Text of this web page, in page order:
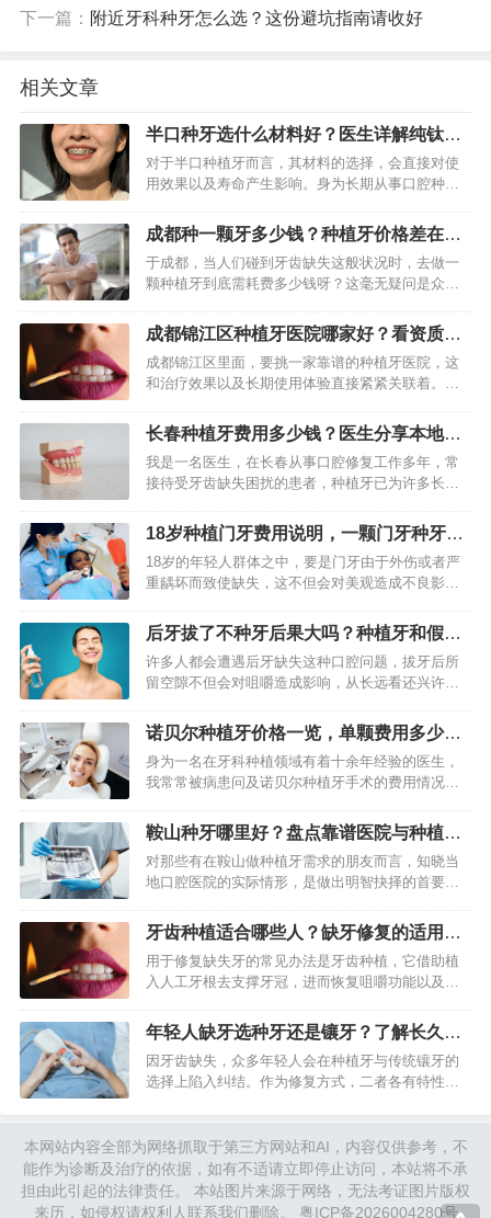
下一篇： 附近牙科种牙怎么选？这份避坑指南请收好
相关文章
半口种牙选什么材料好？医生详解纯钛、
全瓷优劣，帮你省心做决定
对于半口种植牙而言，其材料的选择，会直接对使
用效果以及寿命产生影响。身为长期从事口腔种植
况，而只是存在最适合的状况。患者需要依据自身
口腔的条件，结合预算…
成都种一颗牙多少钱？种植牙价格差在哪
（价格/品牌/医院解析）
于成都，当人们碰到牙齿缺失这般状况时，去做一
颗种植牙到底需耗费多少钱呀？这毫无疑问是众多
域多年从事相关工作的人员，我深刻知晓种植牙费
用不是单一固定数值。事…
成都锦江区种植牙医院哪家好？看资质医
生是关键
成都锦江区里面，要挑一家靠谱的种植牙医院，这
和治疗效果以及长期使用体验直接紧紧关联着。锦
平高低不一样，存在参差不齐的状况。我作为业内
人士，认为关键要看医院有…
长春种植牙费用多少钱？医生分享本地种
牙手术过程与价格
我是一名医生，在长春从事口腔修复工作多年，常
接待受牙齿缺失困扰的患者，种植牙已为许多长春
入人工牙根支撑牙冠，既能恢复咀嚼功能，又能防
止牙槽骨萎缩，今天我会结…
18岁种植门牙费用说明，一颗门牙种牙多
少钱，费用包含哪些项目
18岁的年轻人群体之中，要是门牙由于外伤或者严
重龋坏而致使缺失，这不但会对美观造成不良影
植牙乃是修复缺失牙的主流且长效的一种方式，然
而它所需的费用，对于众多…
后牙拔了不种牙后果大吗？种植牙和假牙
哪种好
许多人都会遭遇后牙缺失这种口腔问题，拔牙后所
留空隙不但会对咀嚼造成影响，从长远看还兴许引
种植牙来进行修复，得依据缺失牙所在位置、口腔
整体情形以及个人需求来全…
诺贝尔种植牙价格一览，单颗费用多少受
哪些因素影响？
身为一名在牙科种植领域有着十余年经验的医生，
我常常被病患问及诺贝尔种植牙手术的费用情况。
价钱通常要比普通种植牙高出许多。不过具体的费
用并不是固定的数值，它会…
鞍山种牙哪里好？盘点靠谱医院与种植过
程详解
对那些有在鞍山做种植牙需求的朋友而言，知晓当
地口腔医院的实际情形，是做出明智抉择的首要步
设备，医生拥有的经验，以及后续的维护服务，这
些都极为关键。本文会依据…
牙齿种植适合哪些人？缺牙修复的适用条
件与人群解析
用于修复缺失牙的常见办法是牙齿种植，它借助植
入人工牙根去支撑牙冠，进而恢复咀嚼功能以及美
口腔条件、健康状况、年龄等因素。 牙齿种植是什
么 一种在牙槽骨内植入…
年轻人缺牙选种牙还是镶牙？了解长久利
弊再做决定
因牙齿缺失，众多年轻人会在种植牙与传统镶牙的
选择上陷入纠结。作为修复方式，二者各有特性，
况而言更为契合。年轻人的…
本网站内容全部为网络抓取于第三方网站和AI，内容仅供参考，不
能作为诊断及治疗的依据，如有不适请立即停止访问，本站将不承
担由此引起的法律责任。 本站图片来源于网络，无法考证图片版权
来历，如侵权请权利人联系我们删除。 粤ICP备2026004280号